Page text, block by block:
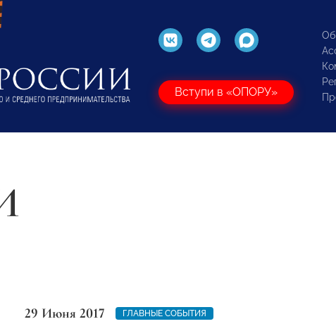
Вступи в «ОПОРУ»
29 Июня 2017 ГЛАВНЫЕ СОБЫТИЯ